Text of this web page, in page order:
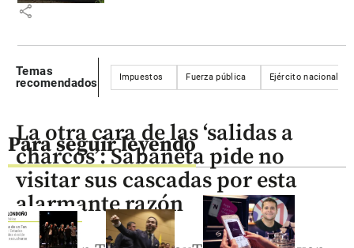
share
Temas
recomendados
Impuestos Fuerza pública Ejército nacional
Para seguir leyendo
La otra cara de las ‘salidas a
charcos’: Sabaneta pide no
visitar sus cascadas por esta
alarmante razón